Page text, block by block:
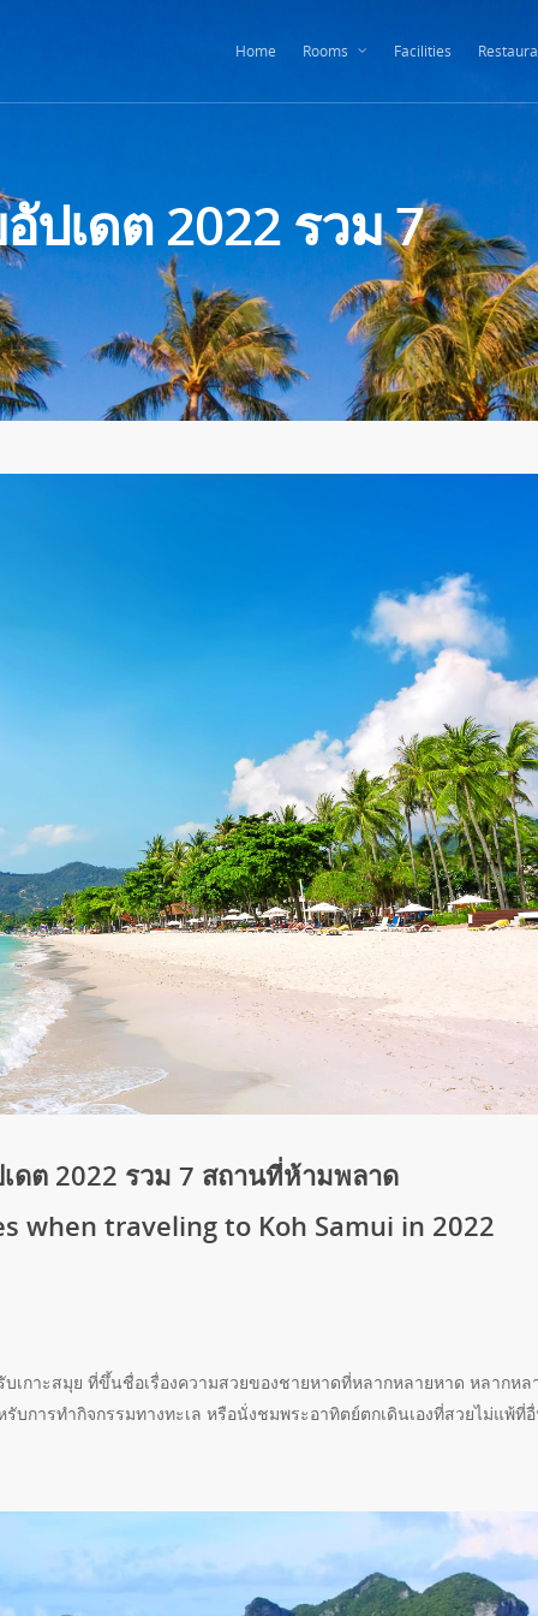
Home Rooms Facilities
ปเดต 2022 รวม 7
ดต 2022 รวม 7 สถานที่ห้ามพลาด
when traveling to Koh Samui in 2022
ะสมุย ที่ขึ้นชื่อเรื่องความสวยของชายหาดที่หลากหลายหาด หลากหล
บการทำกิจกรรมทางทะเล หรือนั่งชมพระอาทิตย์ตกเดินเองที่สวยไม่แพ้ที่